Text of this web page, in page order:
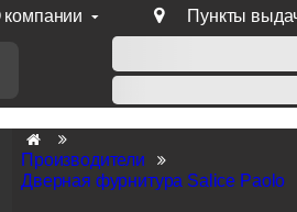
Пункты
от 50 тыс. руб продукции
Производители
Дверная фурнитура Salice Paolo